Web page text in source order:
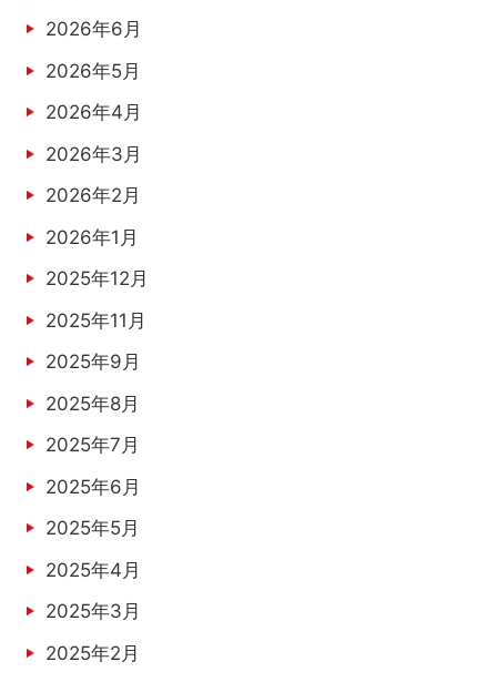
2026年6月
2026年5月
2026年4月
2026年3月
2026年2月
2026年1月
2025年12月
2025年11月
2025年9月
2025年8月
2025年7月
2025年6月
2025年5月
2025年4月
2025年3月
2025年2月